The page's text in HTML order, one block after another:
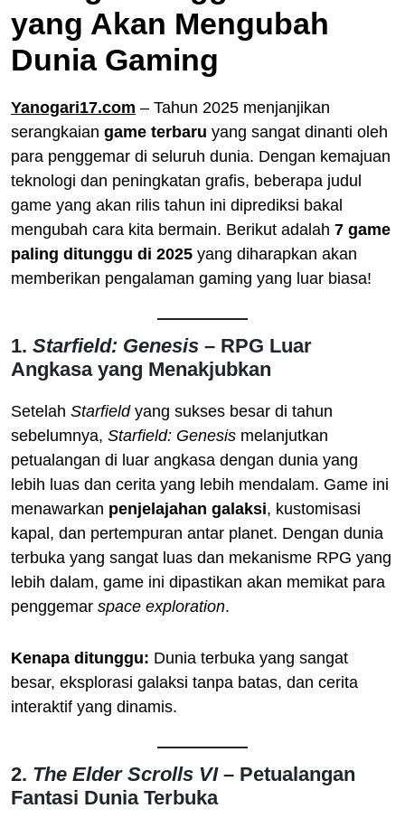
yang Akan Mengubah
Dunia Gaming
Yanogari17.com – Tahun 2025 menjanjikan
serangkaian game terbaru yang sangat dinanti oleh
para penggemar di seluruh dunia. Dengan kemajuan
teknologi dan peningkatan grafis, beberapa judul
game yang akan rilis tahun ini diprediksi bakal
mengubah cara kita bermain. Berikut adalah 7 game
paling ditunggu di 2025 yang diharapkan akan
memberikan pengalaman gaming yang luar biasa!
1. Starfield: Genesis – RPG Luar
Angkasa yang Menakjubkan
Setelah Starfieldyang sukses besar di tahun
sebelumnya, Starfield: Genesis melanjutkan
petualangan di luar angkasa dengan dunia yang
lebih luas dan cerita yang lebih mendalam. Game ini
menawarkan penjelajahan galaksi, kustomisasi
kapal, dan pertempuran antar planet. Dengan dunia
terbuka yang sangat luas dan mekanisme RPG yang
lebih dalam, game ini dipastikan akan memikat para
penggemar space exploration.
Kenapa ditunggu: Dunia terbuka yang sangat
besar, eksplorasi galaksi tanpa batas, dan cerita
interaktif yang dinamis.
2. The Elder Scrolls VI– Petualangan
Fantasi Dunia Terbuka